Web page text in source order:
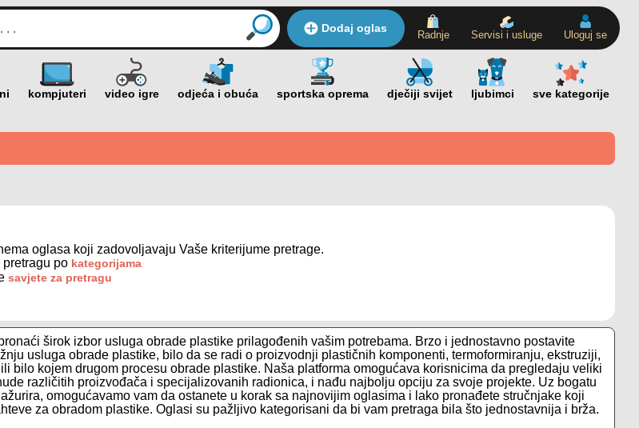
Dodaj oglas
Radnje Servisi i usluge Uloguj se
oglasa koji zadovoljavaju Vaše kriterijume pretrage.
pretragu po kategorijama
savjete za pretragu
širok izbor usluga obrade plastike prilagođenih vašim potrebama. Brzo i jednostavno postavite
usluga obrade plastike, bilo da se radi o proizvodnji plastičnih komponenti, termoformiranju, ekstruziji,
bilo kojem drugom procesu obrade plastike. Naša platforma omogućava korisnicima da pregledaju veliki
različitih proizvođača i specijalizovanih radionica, i nađu najbolju opciju za svoje projekte. Uz bogatu
omogućavamo vam da ostanete u korak sa najnovijim oglasima i lako pronađete stručnjake koji
za obradom plastike. Oglasi su pažljivo kategorisani da bi vam pretraga bila što jednostavnija i brža.